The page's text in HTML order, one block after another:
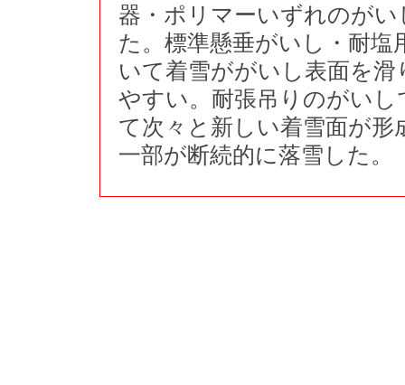
器・ポリマーいずれのが
た。標準懸垂がいし・耐
いて着雪ががいし表面を
やすい。耐張吊りのがい
て次々と新しい着雪面が
一部が断続的に落雪した。